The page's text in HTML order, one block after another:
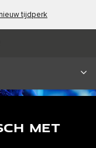
tijdperk
MET